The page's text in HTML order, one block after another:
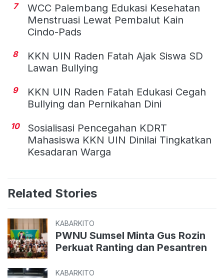
7
WCC Palembang Edukasi Kesehatan
Menstruasi Lewat Pembalut Kain
Cindo-Pads
8
KKN UIN Raden Fatah Ajak Siswa SD
Lawan Bullying
9
KKN UIN Raden Fatah Edukasi Cegah
Bullying dan Pernikahan Dini
10
Sosialisasi Pencegahan KDRT
Mahasiswa KKN UIN Dinilai Tingkatkan
Kesadaran Warga
Related Stories
KABARKITO
PWNU Sumsel Minta Gus Rozin
Perkuat Ranting dan Pesantren
KABARKITO